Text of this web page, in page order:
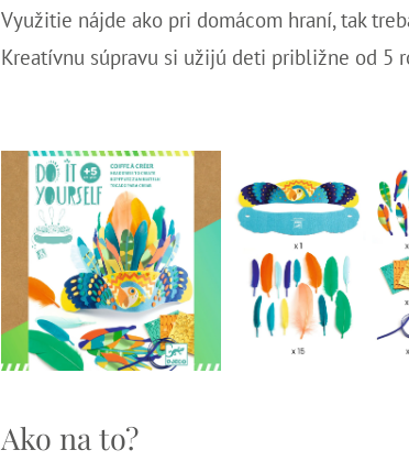
Využitie nájde ako pri domácom hraní, tak
Kreatívnu súpravu si užijú deti približne od 5
Ako na to?